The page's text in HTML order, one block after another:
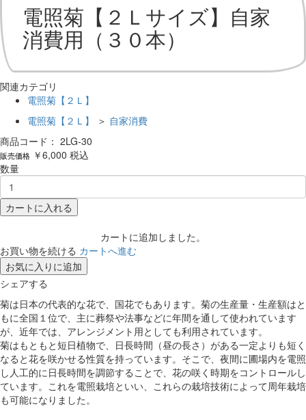
電照菊【２Ｌサイズ】自家
消費用（３０本）
関連カテゴリ
電照菊【２Ｌ】
電照菊【２Ｌ】
＞ 自家消費
商品コード： 2LG-30
販売価格 ￥6,000 税込
数量
カートに入れる
カートに追加しました。
お買い物を続ける カートへ進む
お気に入りに追加
シェアする
菊は日本の代表的な花で、国花でもあります。菊の生産量・生産額はと
もに全国１位で、主に葬祭や法事などに年間を通して使われています
が、近年では、アレンジメント用としても利用されています。
菊はもともと短日植物で、日長時間（昼の長さ）がある一定よりも短く
なると花を咲かせる性質を持っています。そこで、夜間に圃場内を電照
し人工的に日長時間を調節することで、花の咲く時期をコントロールし
ています。これを電照栽培といい、これらの栽培技術によって周年栽培
も可能になりました。